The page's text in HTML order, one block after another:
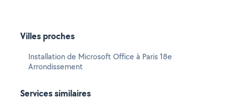
Villes proches
Installation de Microsoft Office à Paris 18e
Arrondissement
Services similaires